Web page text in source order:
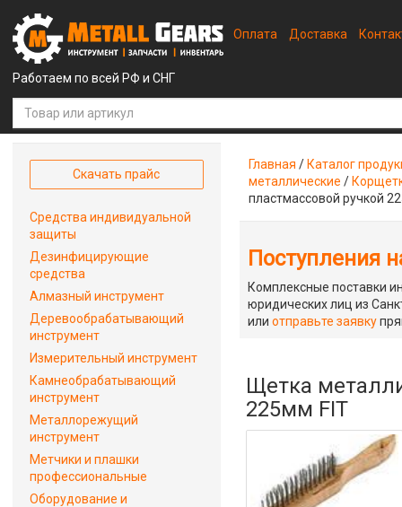
Работаем по всей РФ и СНГ
Оплата Доставка
Главная / Каталог
металлические /
пластмассовой ручкой
Поступления
Комплексные поставки
юридических лиц из
илиотправьте заявку
Щетка
225мм FIT
Скачать прайс
Средства индивидуальной
защиты
Дезинфицирующие
средства
Алмазный инструмент
Деревообрабатывающий
инструмент
Измерительный инструмент
Камнеобрабатывающий
инструмент
Металлорежущий
инструмент
Метчики и плашки
профессиональные
Оборудование и